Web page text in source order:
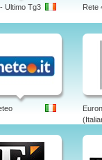
Ultimo Tg3 Rete